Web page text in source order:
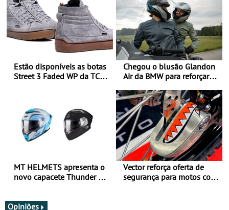
Estão disponíveis as botas
Street 3 Faded WP da TCX
Chegou o blusão Glandon
Air da BMW para reforçar
verão
MT HELMETS apresenta o
novo capacete Thunder 4 R
Vector reforça oferta de
segurança para motos com
Opiniões